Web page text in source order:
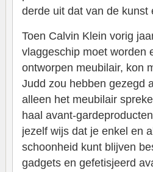
derde uit dat van de
Toen Calvin Klein vorig
vlaggeschip moet worden
ontworpen meubilair, kon
Judd zou hebben gezegd
alleen het meubilair
haal avant-
jezelf wijs dat je enkel en
schoonheid kunt blijven
gadgets en gefetisjeerd